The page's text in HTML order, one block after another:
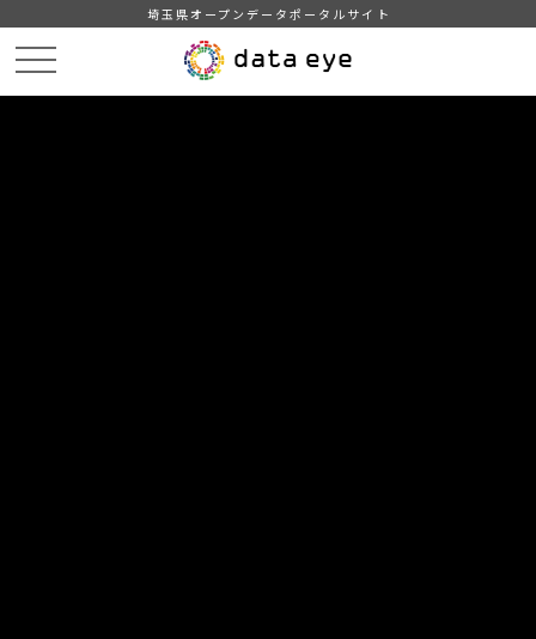
埼玉県オープンデータポータルサイト